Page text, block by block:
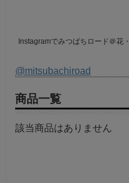
Instagramでみつばちロード＠花
@mitsubachiroad
商品一覧
該当商品はありません